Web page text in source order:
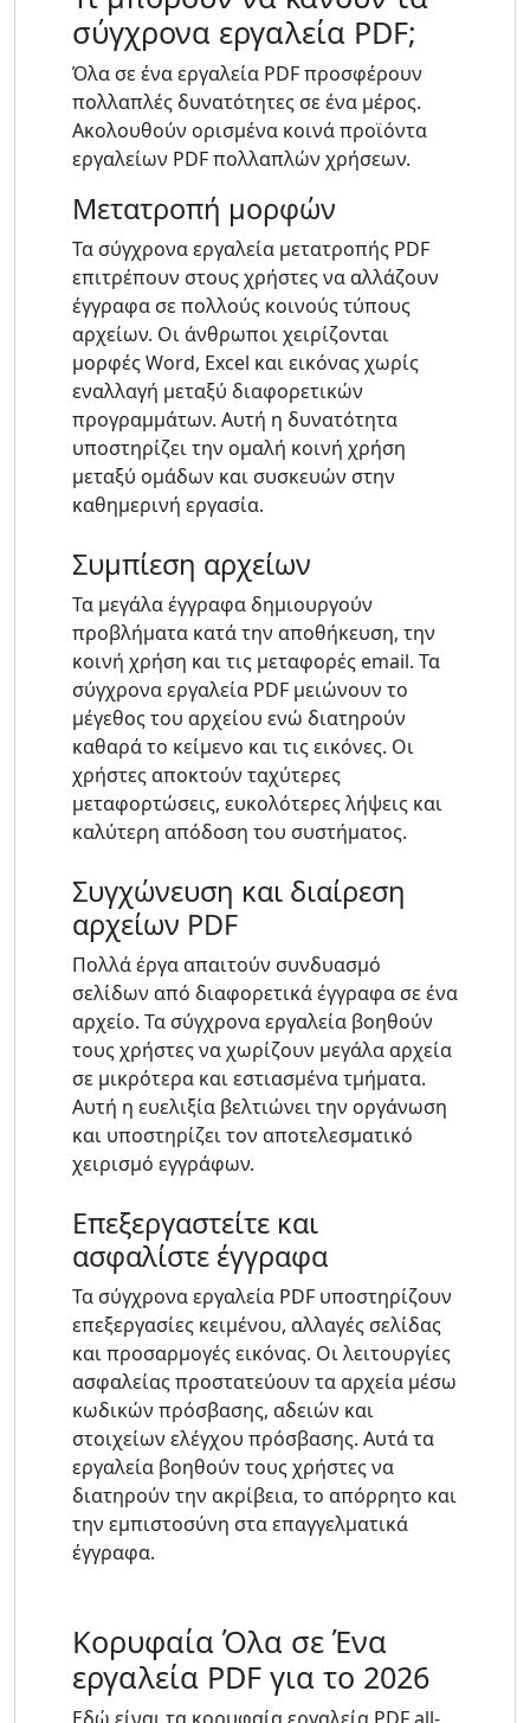
σύγχρονα εργαλεία PDF;
Όλα σε ένα εργαλεία PDF προσφέρουν
πολλαπλές δυνατότητες σε ένα μέρος.
Ακολουθούν ορισμένα κοινά προϊόντα
εργαλείων PDF πολλαπλών χρήσεων.
Μετατροπή μορφών
Τα σύγχρονα εργαλεία μετατροπής PDF
επιτρέπουν στους χρήστες να αλλάζουν
έγγραφα σε πολλούς κοινούς τύπους
αρχείων. Οι άνθρωποι χειρίζονται
μορφές Word, Excel και εικόνας χωρίς
εναλλαγή μεταξύ διαφορετικών
προγραμμάτων. Αυτή η δυνατότητα
υποστηρίζει την ομαλή κοινή χρήση
μεταξύ ομάδων και συσκευών στην
καθημερινή εργασία.
Συμπίεση αρχείων
Τα μεγάλα έγγραφα δημιουργούν
προβλήματα κατά την αποθήκευση, την
κοινή χρήση και τις μεταφορές email. Τα
σύγχρονα εργαλεία PDF μειώνουν το
μέγεθος του αρχείου ενώ διατηρούν
καθαρά το κείμενο και τις εικόνες. Οι
χρήστες αποκτούν ταχύτερες
μεταφορτώσεις, ευκολότερες λήψεις και
καλύτερη απόδοση του συστήματος.
Συγχώνευση και διαίρεση
αρχείων PDF
Πολλά έργα απαιτούν συνδυασμό
σελίδων από διαφορετικά έγγραφα σε ένα
αρχείο. Τα σύγχρονα εργαλεία βοηθούν
τους χρήστες να χωρίζουν μεγάλα αρχεία
σε μικρότερα και εστιασμένα τμήματα.
Αυτή η ευελιξία βελτιώνει την οργάνωση
και υποστηρίζει τον αποτελεσματικό
χειρισμό εγγράφων.
Επεξεργαστείτε και
ασφαλίστε έγγραφα
Τα σύγχρονα εργαλεία PDF υποστηρίζουν
επεξεργασίες κειμένου, αλλαγές σελίδας
και προσαρμογές εικόνας. Οι λειτουργίες
ασφαλείας προστατεύουν τα αρχεία μέσω
κωδικών πρόσβασης, αδειών και
στοιχείων ελέγχου πρόσβασης. Αυτά τα
εργαλεία βοηθούν τους χρήστες να
διατηρούν την ακρίβεια, το απόρρητο και
την εμπιστοσύνη στα επαγγελματικά
έγγραφα.
Κορυφαία Όλα σε Ένα
εργαλεία PDF για το 2026